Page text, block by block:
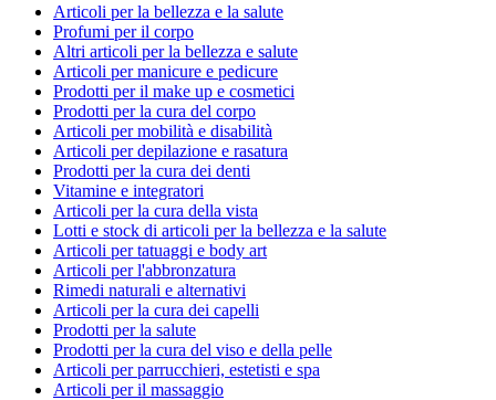
Articoli per la bellezza e la salute
Profumi per il corpo
Altri articoli per la bellezza e salute
Articoli per manicure e pedicure
Prodotti per il make up e cosmetici
Prodotti per la cura del corpo
Articoli per mobilità e disabilità
Articoli per depilazione e rasatura
Prodotti per la cura dei denti
Vitamine e integratori
Articoli per la cura della vista
Lotti e stock di articoli per la bellezza e la salute
Articoli per tatuaggi e body art
Articoli per l'abbronzatura
Rimedi naturali e alternativi
Articoli per la cura dei capelli
Prodotti per la salute
Prodotti per la cura del viso e della pelle
Articoli per parrucchieri, estetisti e spa
Articoli per il massaggio